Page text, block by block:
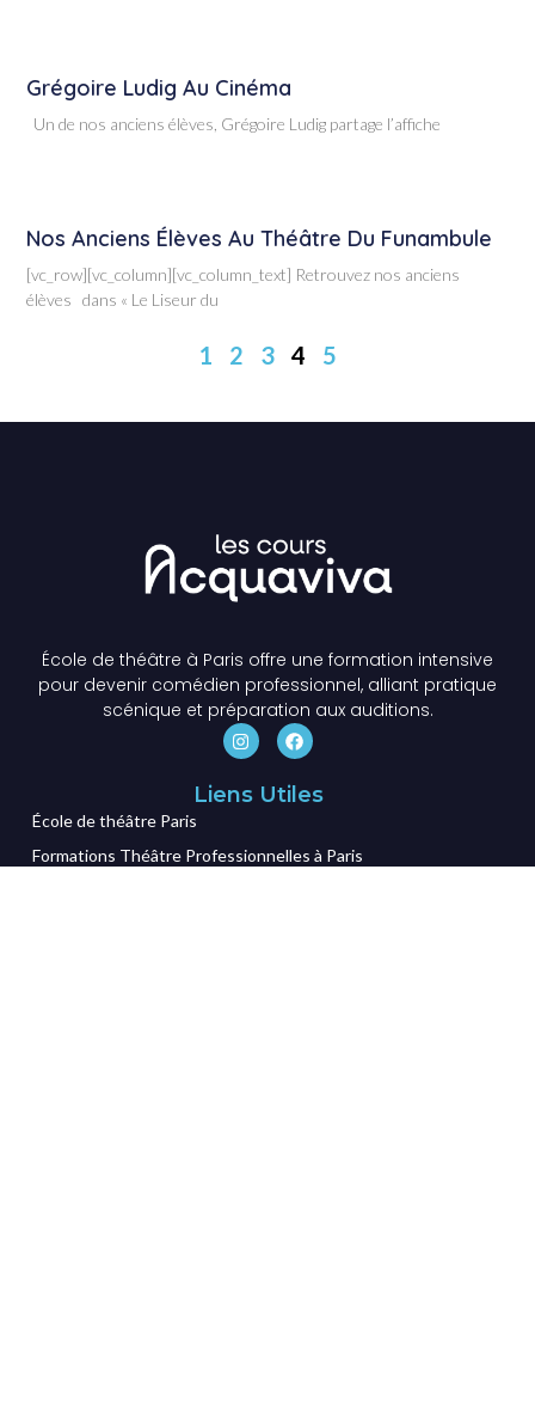
Grégoire Ludig Au Cinéma
Un de nos anciens élèves, Grégoire Ludig partage l’affiche
Nos Anciens Élèves Au Théâtre Du Funambule
[vc_row][vc_column][vc_column_text] Retrouvez nos anciens
élèves dans « Le Liseur du
1 2 3 4 5
École de théâtre à Paris offre une formation intensive
pour devenir comédien professionnel, alliant pratique
scénique et préparation aux auditions.
Liens Utiles
École de théâtre Paris
Formations Théâtre Professionnelles à Paris